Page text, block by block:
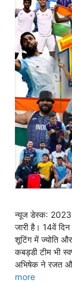
न्यूज डेस्क: 2023
जारी है। 14वें
शूटिंग में ज्योति
कबड्डी टीम भी
अभिषेक ने रजत
more